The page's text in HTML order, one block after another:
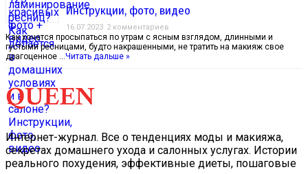
Инструкции, фото, видео
16.07.2023 2 комментариев
Как хочется просыпаться по утрам с ясным взглядом, длинными и
густыми ресницами, будто накрашенными, не тратить на макияж свое
драгоценное …Читать дальше »
Интернет-журнал. Все о тенденциях моды и макияжа,
секретах домашнего ухода и салонных услугах. Истории
реального похудения, эффективные диеты, пошаговые